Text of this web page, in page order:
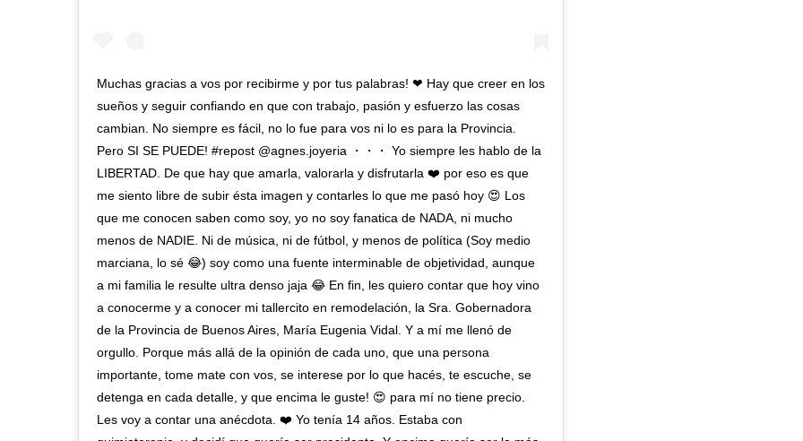
Muchas gracias a vos por recibirme y por tus palabras! ❤ Hay que creer en los
sueños y seguir confiando en que con trabajo, pasión y esfuerzo las cosas
cambian. No siempre es fácil, no lo fue para vos ni lo es para la Provincia.
Pero SI SE PUEDE! #repost @agnes.joyeria ・・・ Yo siempre les hablo de la
LIBERTAD. De que hay que amarla, valorarla y disfrutarla ❤️ por eso es que
me siento libre de subir ésta imagen y contarles lo que me pasó hoy 😍 Los
que me conocen saben como soy, yo no soy fanatica de NADA, ni mucho
menos de NADIE. Ni de música, ni de fútbol, y menos de política (Soy medio
marciana, lo sé 😂) soy como una fuente interminable de objetividad, aunque
a mi familia le resulte ultra denso jaja 😂 En fin, les quiero contar que hoy vino
a conocerme y a conocer mi tallercito en remodelación, la Sra. Gobernadora
de la Provincia de Buenos Aires, María Eugenia Vidal. Y a mí me llenó de
orgullo. Porque más allá de la opinión de cada uno, que una persona
importante, tome mate con vos, se interese por lo que hacés, te escuche, se
detenga en cada detalle, y que encima le guste! 😍 para mí no tiene precio.
Les voy a contar una anécdota. ❤️ Yo tenía 14 años. Estaba con